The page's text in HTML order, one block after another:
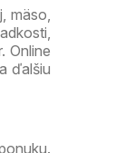
mäso,
Online
ďalšiu